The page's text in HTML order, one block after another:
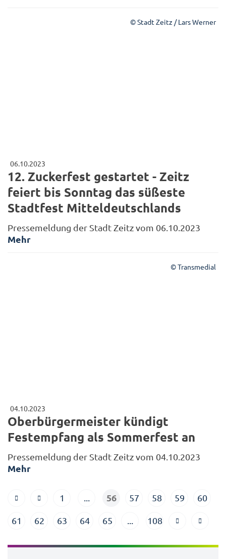
© Stadt Zeitz / Lars Werner
06.10.2023
12. Zuckerfest gestartet - Zeitz
feiert bis Sonntag das süßeste
Stadtfest Mitteldeutschlands
Pressemeldung der Stadt Zeitz vom 06.10.2023
Mehr
© Transmedial
04.10.2023
Oberbürgermeister kündigt
Festempfang als Sommerfest an
Pressemeldung der Stadt Zeitz vom 04.10.2023
Mehr
1 56 57 58 59 60
61 62 63 64 65 108